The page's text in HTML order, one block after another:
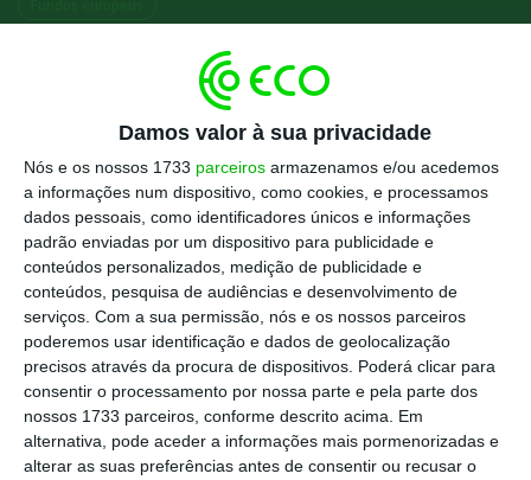
Damos valor à sua privacidade
Nós e os nossos 1733 parceiros armazenamos e/ou acedemos
a informações num dispositivo, como cookies, e processamos
dados pessoais, como identificadores únicos e informações
padrão enviadas por um dispositivo para publicidade e
conteúdos personalizados, medição de publicidade e
conteúdos, pesquisa de audiências e desenvolvimento de
serviços. Com a sua permissão, nós e os nossos parceiros
poderemos usar identificação e dados de geolocalização
precisos através da procura de dispositivos. Poderá clicar para
consentir o processamento por nossa parte e pela parte dos
nossos 1733 parceiros, conforme descrito acima. Em
alternativa, pode aceder a informações mais pormenorizadas e
alterar as suas preferências antes de consentir ou recusar o
Portugal pode perder fundos
europeus? Saiba como
funciona a regra da guilhotina
Mónica Silvares
26 Setembro 2017
E como é a situação nos
restantes Estados-membros?
7 de 7